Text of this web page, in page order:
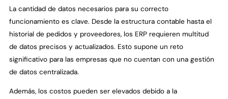
La cantidad de datos necesarios para su correcto
funcionamiento es clave. Desde la estructura contable hasta el
historial de pedidos y proveedores, los ERP requieren multitud
de datos precisos y actualizados. Esto supone un reto
significativo para las empresas que no cuentan con una gestión
de datos centralizada.
Además, los costos pueden ser elevados debido a la